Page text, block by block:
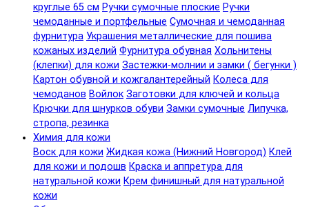
круглые 65 см Ручки сумочные плоские Ручки
чемоданные и портфельные Сумочная и чемоданная
фурнитура Украшения металлические для пошива
кожаных изделий Фурнитура обувная Хольнитены
(клепки) для кожи Застежки-молнии и замки ( бегунки )
Картон обувной и кожгалантерейный Колеса для
чемоданов Войлок Заготовки для ключей и кольца
Крючки для шнурков обуви Замки сумочные Липучка,
стропа, резинка
Химия для кожи
Воск для кожи Жидкая кожа (Нижний Новгород) Клей
для кожи и подошв Краска и аппретура для
натуральной кожи Крем финишный для натуральной
кожи